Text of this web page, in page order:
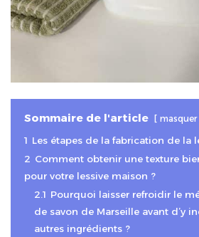
Sommaire de l'article masquer
1 Les étapes de la fabrication de la
2 Comment obtenir une texture
pour votre lessive maison ?
2.1 Pourquoi laisser refroidir le
de savon de Marseille avant d’y
autres ingrédients ?